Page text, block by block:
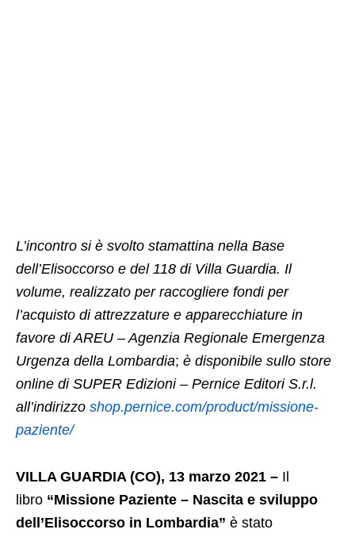
L’incontro si è svolto stamattina nella Base
dell’Elisoccorso e del 118 di Villa Guardia. Il
volume, realizzato per raccogliere fondi per
l’acquisto di attrezzature e apparecchiature in
favore di AREU – Agenzia Regionale Emergenza
Urgenza della Lombardia; è disponibile sullo store
online di SUPER Edizioni – Pernice Editori S.r.l.
all’indirizzo shop.pernice.com/product/missione-
paziente/
VILLA GUARDIA (CO), 13 marzo 2021 – Il
libro “Missione Paziente – Nascita e sviluppo
dell’Elisoccorso in Lombardia” è stato